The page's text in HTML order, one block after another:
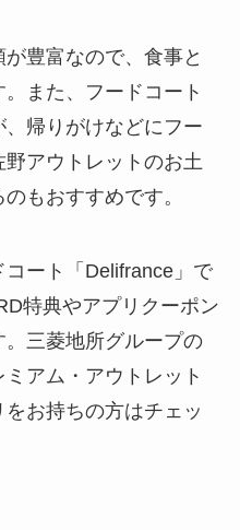
豊富なので、食事と
また、フードコート
帰りがけなどにフー
野アウトレットのお土
もおすすめです。
ート「Delifrance」で
特典やアプリクーポン
三菱地所グループの
アム・アウトレット
お持ちの方はチェッ